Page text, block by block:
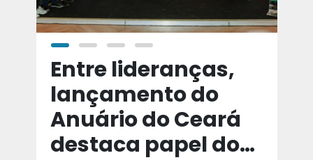
Entre lideranças,
lançamento do
Anuário do Ceará
destaca papel do